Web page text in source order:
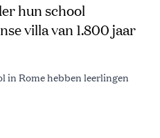
hun school
villa van 1.800 jaar
in Rome hebben leerlingen